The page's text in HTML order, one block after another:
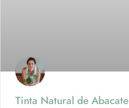
Tinta Natural de Abacate